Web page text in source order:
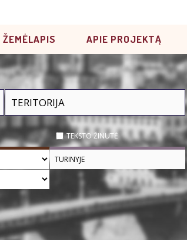
ŽEMĖLAPIS APIE PROJEKTĄ
TEKSTO ŽINUTĖ